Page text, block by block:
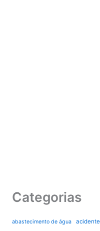
Categorias
abastecimento de água acidente